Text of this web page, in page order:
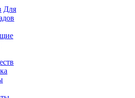
Для